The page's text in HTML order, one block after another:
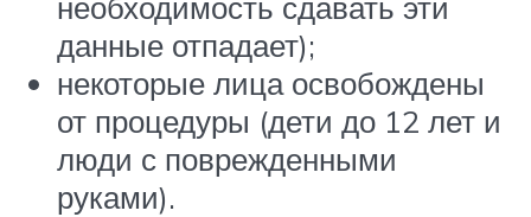
данные отпадает);
некоторые лица освобождены
от процедуры (дети до 12 лет и
люди с поврежденными
руками).